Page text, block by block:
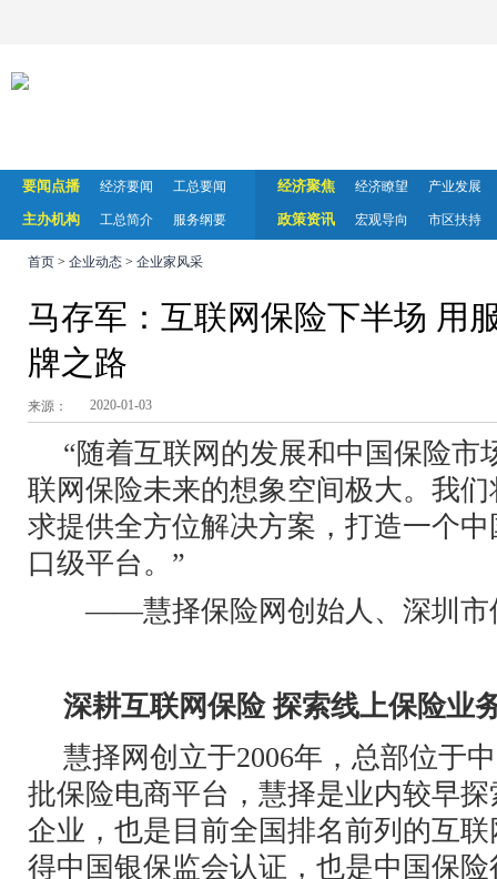
要闻点播 经济要闻 工总要闻
主办机构 工总简介 服务纲要
经济聚焦 经济瞭望 产业发展
政策资讯 宏观导向 市区扶持
首页 > 企业动态 > 企业家风采
马存军：互联网保险下半场 用
牌之路
来源： 2020-01-03
“随着互联网的发展和中国保险市
联网保险未来的想象空间极大。我
求提供全方位解决方案，打造一个
口级平台。”
——慧择保险网创始人、深圳市
深耕互联网保险 探索线上保险业
慧择网创立于2006年，总部位于
批保险电商平台，慧择是业内较早
企业，也是目前全国排名前列的互
得中国银保监会认证，也是中国保